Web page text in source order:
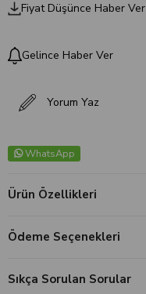
Fiyat Düşünce Haber Ver
Gelince Haber Ver
Yorum Yaz
WhatsApp
Ürün Özellikleri
Ödeme Seçenekleri
Sıkça Sorulan Sorular